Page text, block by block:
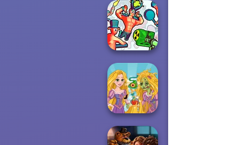
Funny Shooter 2